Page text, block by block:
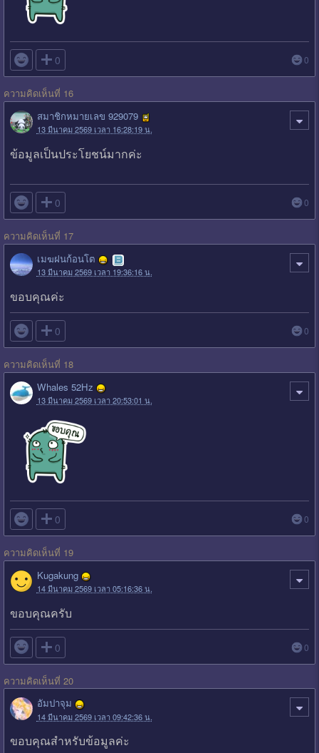
 0 0
ความคิดเห็นที่ 16
สมาชิกหมายเลข 929079
13 มีนาคม 2569 เวลา 16:28:19 น.
ข้อมูลเป็นประโยชน์มากค่ะ
 0 0
ความคิดเห็นที่ 17
เมฆฝนก้อนโต
13 มีนาคม 2569 เวลา 19:36:16 น.
ขอบคุณค่ะ
 0 0
ความคิดเห็นที่ 18
Whales 52Hz
13 มีนาคม 2569 เวลา 20:53:01 น.
 0 0
ความคิดเห็นที่ 19
Kugakung
14 มีนาคม 2569 เวลา 05:16:36 น.
ขอบคุณครับ
 0 0
ความคิดเห็นที่ 20
อัมปาจุม
14 มีนาคม 2569 เวลา 09:42:36 น.
ขอบคุณสำหรับข้อมูลค่ะ